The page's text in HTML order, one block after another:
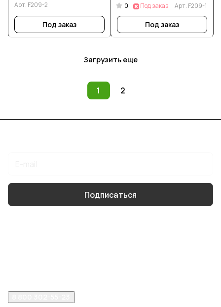
Арт. F209-2
Под заказ
0 Под заказ Арт. F209-1
Под заказ
Загрузить еще
1 2
Подписаться